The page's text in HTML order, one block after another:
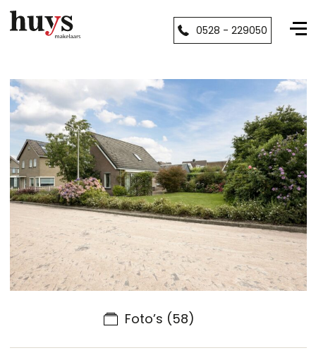
0528 - 229050
Foto’s (58)